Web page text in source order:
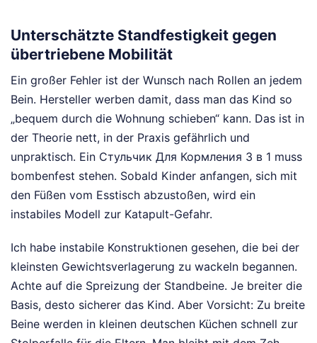
Unterschätzte Standfestigkeit gegen
übertriebene Mobilität
Ein großer Fehler ist der Wunsch nach Rollen an jedem
Bein. Hersteller werben damit, dass man das Kind so
„bequem durch die Wohnung schieben“ kann. Das ist in
der Theorie nett, in der Praxis gefährlich und
unpraktisch. Ein Стульчик Для Кормления 3 в 1 muss
bombenfest stehen. Sobald Kinder anfangen, sich mit
den Füßen vom Esstisch abzustoßen, wird ein
instabiles Modell zur Katapult-Gefahr.
Ich habe instabile Konstruktionen gesehen, die bei der
kleinsten Gewichtsverlagerung zu wackeln begannen.
Achte auf die Spreizung der Standbeine. Je breiter die
Basis, desto sicherer das Kind. Aber Vorsicht: Zu breite
Beine werden in kleinen deutschen Küchen schnell zur